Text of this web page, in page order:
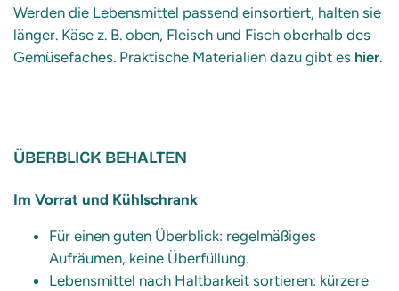
Werden die Lebensmittel passend einsortiert, halten sie
länger. Käse z. B. oben, Fleisch und Fisch oberhalb des
Gemüsefaches. Praktische Materialien dazu gibt es hier.
ÜBERBLICK BEHALTEN
Im Vorrat und Kühlschrank
Für einen guten Überblick: regelmäßiges
Aufräumen, keine Überfüllung.
Lebensmittel nach Haltbarkeit sortieren: kürzere